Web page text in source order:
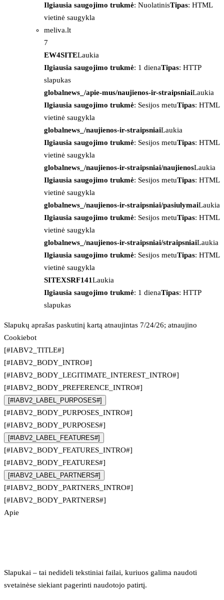
Ilgiausia saugojimo trukmė: NuolatinisTipas: HTML
vietinė saugykla
meliva.lt
7
EW4SITELaukia
Ilgiausia saugojimo trukmė: 1 dienaTipas: HTTP
slapukas
globalnews_/apie-mus/naujienos-ir-straipsniaiLaukia
Ilgiausia saugojimo trukmė: Sesijos metuTipas: HTML
vietinė saugykla
globalnews_/naujienos-ir-straipsniaiLaukia
Ilgiausia saugojimo trukmė: Sesijos metuTipas: HTML
vietinė saugykla
globalnews_/naujienos-ir-straipsniai/naujienosLaukia
Ilgiausia saugojimo trukmė: Sesijos metuTipas: HTML
vietinė saugykla
globalnews_/naujienos-ir-straipsniai/pasiulymaiLaukia
Ilgiausia saugojimo trukmė: Sesijos metuTipas: HTML
vietinė saugykla
globalnews_/naujienos-ir-straipsniai/straipsniaiLaukia
Ilgiausia saugojimo trukmė: Sesijos metuTipas: HTML
vietinė saugykla
SITEXSRF141Laukia
Ilgiausia saugojimo trukmė: 1 dienaTipas: HTTP
slapukas
Slapukų aprašas paskutinį kartą atnaujintas 7/24/26; atnaujino
Cookiebot
[#IABV2_TITLE#]
[#IABV2_BODY_INTRO#]
[#IABV2_BODY_LEGITIMATE_INTEREST_INTRO#]
[#IABV2_BODY_PREFERENCE_INTRO#]
[#IABV2_LABEL_PURPOSES#]
[#IABV2_BODY_PURPOSES_INTRO#]
[#IABV2_BODY_PURPOSES#]
[#IABV2_LABEL_FEATURES#]
[#IABV2_BODY_FEATURES_INTRO#]
[#IABV2_BODY_FEATURES#]
[#IABV2_LABEL_PARTNERS#]
[#IABV2_BODY_PARTNERS_INTRO#]
[#IABV2_BODY_PARTNERS#]
Apie
Slapukai – tai nedideli tekstiniai failai, kuriuos galima naudoti
svetainėse siekiant pagerinti naudotojo patirtį.